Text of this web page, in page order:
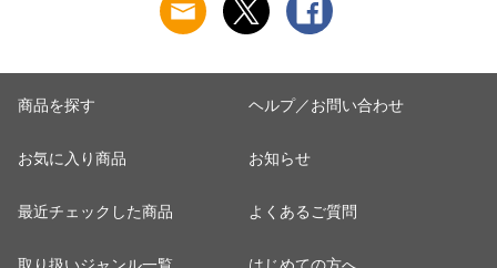
商品を探す
お気に入り商品
最近チェックした商品
ヘルプ／お問い合わせ
お知らせ
よくあるご質問